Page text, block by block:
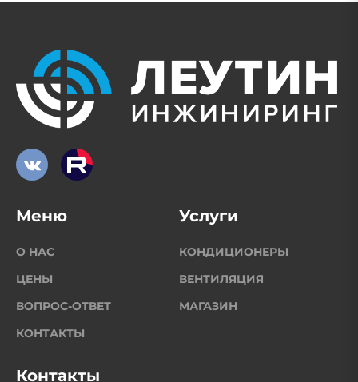
Контакты
Меню
О НАС
ЦЕНЫ
ВОПРОС-ОТВЕТ
КОНТАКТЫ
Услуги
КОНДИЦИОНЕРЫ
ВЕНТИЛЯЦИЯ
МАГАЗИН